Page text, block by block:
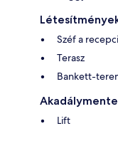
Széf a
Terasz
Bankett-
Lift